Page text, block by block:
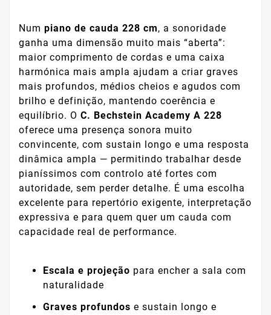
Num piano de cauda 228 cm, a sonoridade
ganha uma dimensão muito mais “aberta”:
maior comprimento de cordas e uma caixa
harmónica mais ampla ajudam a criar graves
mais profundos, médios cheios e agudos com
brilho e definição, mantendo coerência e
equilíbrio. O C. Bechstein Academy A 228
oferece uma presença sonora muito
convincente, com sustain longo e uma resposta
dinâmica ampla — permitindo trabalhar desde
pianíssimos com controlo até fortes com
autoridade, sem perder detalhe. É uma escolha
excelente para repertório exigente, interpretação
expressiva e para quem quer um cauda com
capacidade real de performance.
Escala e projeção para encher a sala com
naturalidade
Graves profundos e sustain longo e